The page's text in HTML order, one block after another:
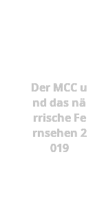
Der MCC u
nd das nä
rrische Fe
rnsehen 2
019